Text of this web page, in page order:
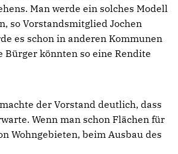
Man werde ein solches Modell
so Vorstandsmitglied Jochen
es schon in anderen Kommunen
könnten so eine Rendite
der Vorstand deutlich, dass
Wenn man schon Flächen für
Wohngebieten, beim Ausbau des